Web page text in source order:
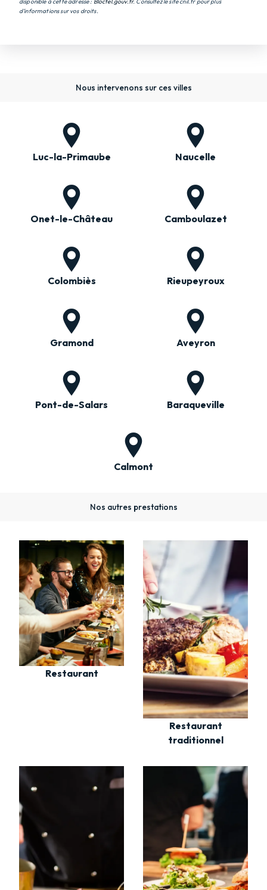
disponible à cette adresse : Bloctel.gouv.fr. Consultez le site cnil.fr pour plus
d’informations sur vos droits.
Nous intervenons sur ces villes
Luc-la-Primaube Naucelle
Onet-le-Château Camboulazet
Colombiès Rieupeyroux
Gramond Aveyron
Pont-de-Salars Baraqueville
Calmont
Nos autres prestations
Restaurant
Restaurant
traditionnel